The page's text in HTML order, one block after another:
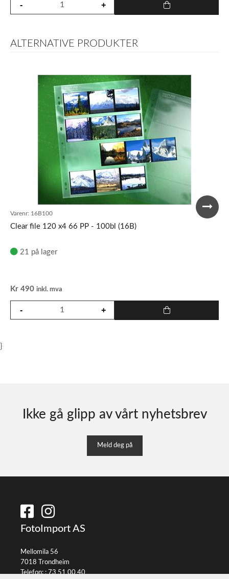
ALTERNATIVE PRODUKTER
Varenr: 16B100
Clear file 120 x4 66 PP - 100bl (16B)
21 på lager
Kr 490 inkl. mva
}
Ikke gå glipp av vårt nyhetsbrev
Meld deg på
FotoImport AS
Mellomila 56
7018 Trondheim
Telefon: :73 51 00 40